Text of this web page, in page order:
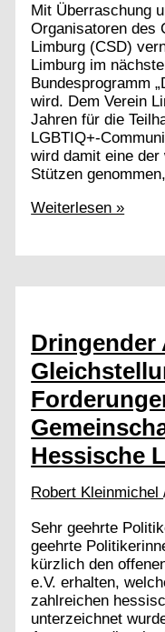
Mit Überraschung
Organisatoren des
Limburg (CSD)
Limburg im
Bundesprogramm
wird. Dem Verein
Jahren für die
LGBTIQ+-
wird damit eine
Stützen genommen,
Limburger
dem
Weiterlesen »
Dringender
Hessische
Robert Kleinmichel
Sehr geehrte
geehrte
kürzlich den
e.V. erhalten,
zahlreichen
unterzeichnet